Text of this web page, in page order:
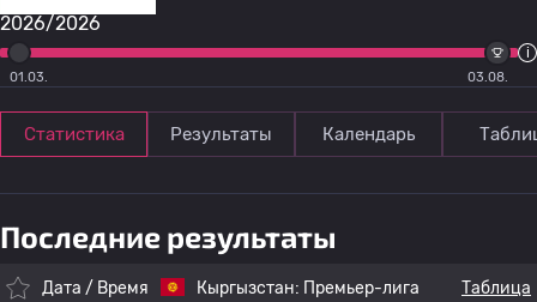
2026/2026
03.08.
01.03.
Статистика Результаты Календарь
Последние результаты
Дата / Время Кыргызстан: Премьер-лига Таблица